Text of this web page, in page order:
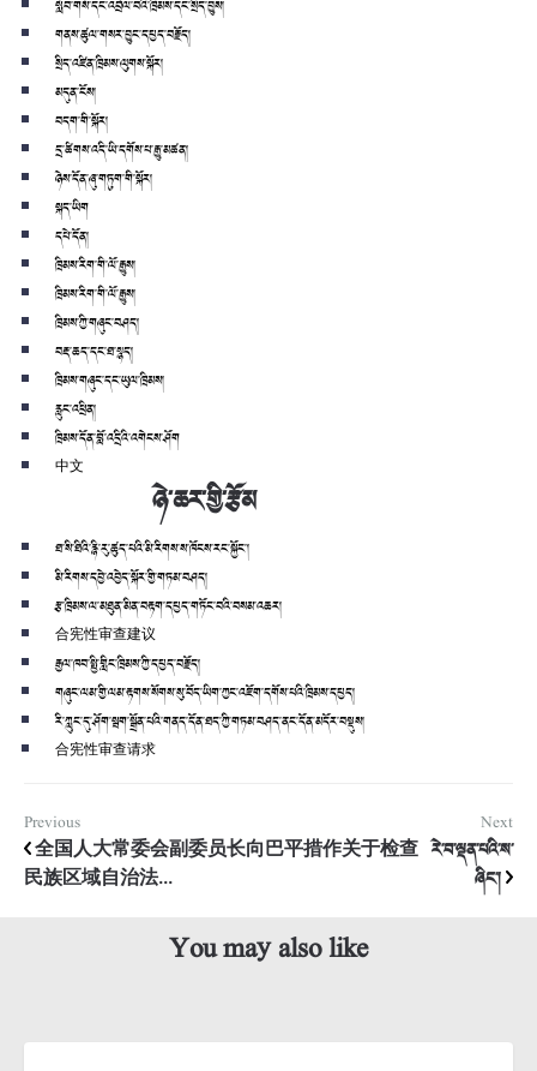
སློབ་གསོ་དང་འབྲེལ་བའི་ཁྲིམས་དང་སྲིད་བྱུས།
གནས་ཚུལ་གསར་བྱུང་དཔྱད་བརྗོད།
སྲིད་འཛིན་ཁྲིམས་ལུགས་སྐོར།
མདུན་ངོས།
བདག་གི་སྐོར།
དྲ་ཚིགས་འདི་ཡི་དགོས་པ་རྒྱུ་མཚན།
ཉེས་དོན་ཞུ་གཏུག་གི་སྐོར།
སྐད་ཡིག
དཔེ་དོན།
ཁྲིམས་རིག་གི་ལོ་རྒྱུས།
ཁྲིམས་རིག་གི་ལོ་རྒྱུས།
ཁྲིམས་ཀྱི་གཞུང་བཤད།
བརྡ་ཆད་དང་ཐ་སྙད།
ཁྲིམས་གཞུང་དང་ཡུལ་ཁྲིམས།
རླུང་འཕྲིན།
ཁྲིམས་དོན་བློ་འདྲིའི་འགེངས་ཤོག
中文
ཉེ་ཆར་གྱི་རྩོམ
ཐ་སི་ཐིའི་རྙི་རུ་ཚུད་པའི་མི་རིགས་ས་ཁོངས་རང་སྐྱོང་།
མི་རིགས་དབྱེ་འབྱེད་སྐོར་གྱི་གཏམ་བཤད།
རྩ་ཁྲིམས་ལ་མཐུན་མིན་བརྟག་དཔྱད་གཏོང་བའི་བསམ་འཆར།
合宪性审查建议
རྒྱལ་ཁབ་སྤྱི་གླིང་ཁྲིམས་ཀྱི་དཔྱད་བརྗོད།
གཞུང་ལམ་གྱི་ལམ་རྟགས་སོགས་སུ་བོད་ཡིག་ཀྱང་འཇོག་དགོས་པའི་ཁྲིམས་དཔྱད།
རི་ཀླུང་དུ་ཤོག་སྦག་སྒྲོན་པའི་གནད་དོན་ཐད་ཀྱི་གཏམ་བཤད་ནང་དོན་མདོར་བསྡུས།
合宪性审查请求
Previous
全国人大常委会副委员长向巴平措作关于检查
民族区域自治法...
Next
རེ་བ་ལྡན་པའི་ས་
ཞིང་།
You may also like